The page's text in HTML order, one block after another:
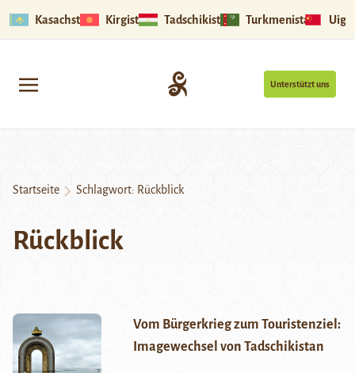
Kasachstan Kirgistan Tadschikistan Turkmenistan
Unterstützt uns
Startseite Schlagwort: Rückblick
Rückblick
Vom Bürgerkrieg zum Touristenziel:
Imagewechsel von Tadschikistan